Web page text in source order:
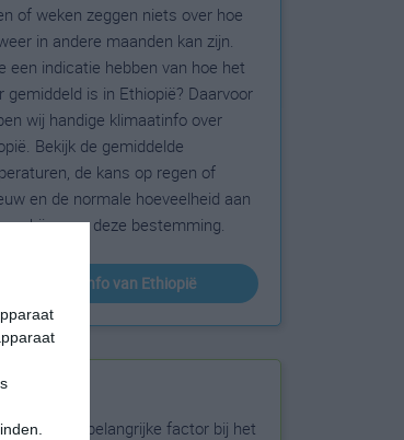
of weken zeggen niets over hoe
in andere maanden kan zijn.
een indicatie hebben van hoe het
gemiddeld is in Ethiopië? Daarvoor
wij handige klimaatinfo over
Bekijk de gemiddelde
de kans op regen of
en de normale hoeveelheid aan
voor deze bestemming.
klimaatinfo van Ethiopië
reistijd
is een belangrijke factor bij het